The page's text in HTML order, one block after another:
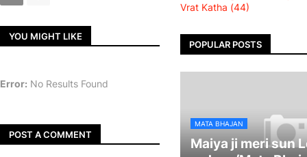
YOU MIGHT LIKE
Error: No Results Found
POST A COMMENT
Vrat Katha (44)
POPULAR POSTS
MATA BHAJAN
Maiya ji meri sun